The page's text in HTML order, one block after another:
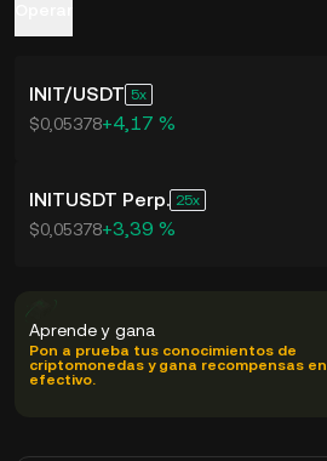
INIT/USDT 5
$0,05378+4,17 %
INITUSDT Perp. 25
$0,05378+3,39 %
Aprende y gana
Pon a prueba tus conocimientos de
criptomonedas y gana recompensas en
efectivo.